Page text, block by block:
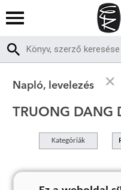
Napló, levelezés
TRUONG DANG
Kategóriák